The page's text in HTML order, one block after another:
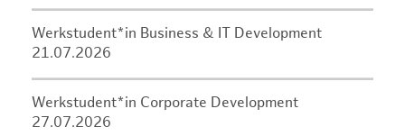
Werkstudent*in Business & IT Development
21.07.2026
Werkstudent*in Corporate Development
27.07.2026